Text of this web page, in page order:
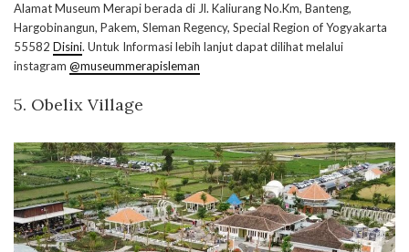
Alamat Museum Merapi berada di Jl. Kaliurang No.Km, Banteng,
Hargobinangun, Pakem, Sleman Regency, Special Region of Yogyakarta
55582 Disini. Untuk Informasi lebih lanjut dapat dilihat melalui
instagram @museummerapisleman
5. Obelix Village